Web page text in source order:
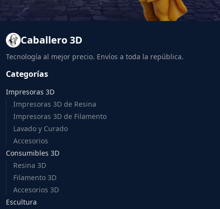
Caballero 3D
Tecnología al mejor precio. Envíos a toda la república.
Categorías
Impresoras 3D
Impresoras 3D de Resina
Impresoras 3D de Filamento
Lavado y Curado
Accesorios
Consumibles 3D
Resina 3D
Filamento 3D
Accesorios 3D
Escultura